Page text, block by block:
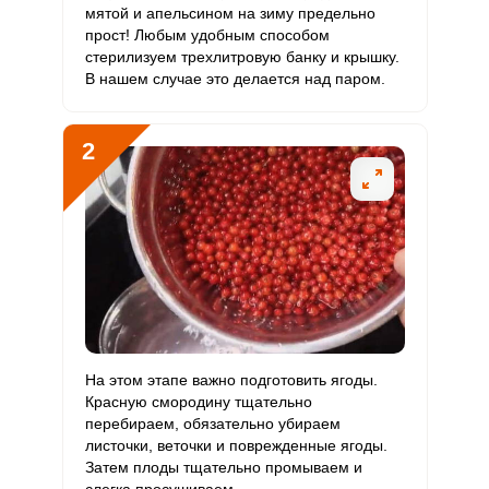
С
Витамин
D
10 мкг
Витамин
E
Биотин 17.5 мг 50 мг 1.5
Витамин
55 мкг 120 мкг 2 15.3
Витамин
РР
3 мг 20 мг 0.7 5
Калий 2369 мг 2500 мг 4.1 31.6
Кальций 404 мг 1000 мг 1.8
Кремний 380 мг 30 мг 55.1 422.2
мятой и апельсином на зиму предельно
прост! Любым удобным способом
стерилизуем трехлитровую банку и крышку.
В нашем случае это делается над паром.
2
На этом этапе важно подготовить ягоды.
Красную смородину тщательно
перебираем, обязательно убираем
листочки, веточки и поврежденные ягоды.
Затем плоды тщательно промываем и
Сообщить об ошибке